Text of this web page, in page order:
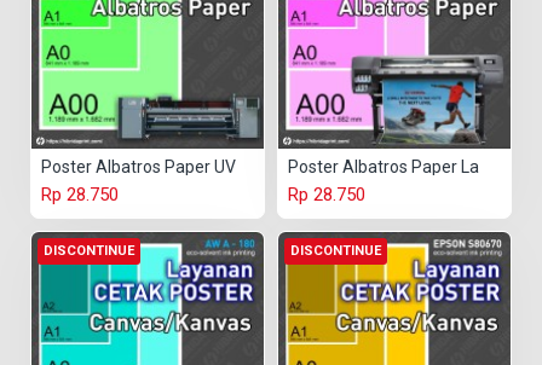
Poster Albatros Paper UV
Rp 28.750
Poster Albatros Paper La
Rp 28.750
DISCONTINUE DISCONTINUE